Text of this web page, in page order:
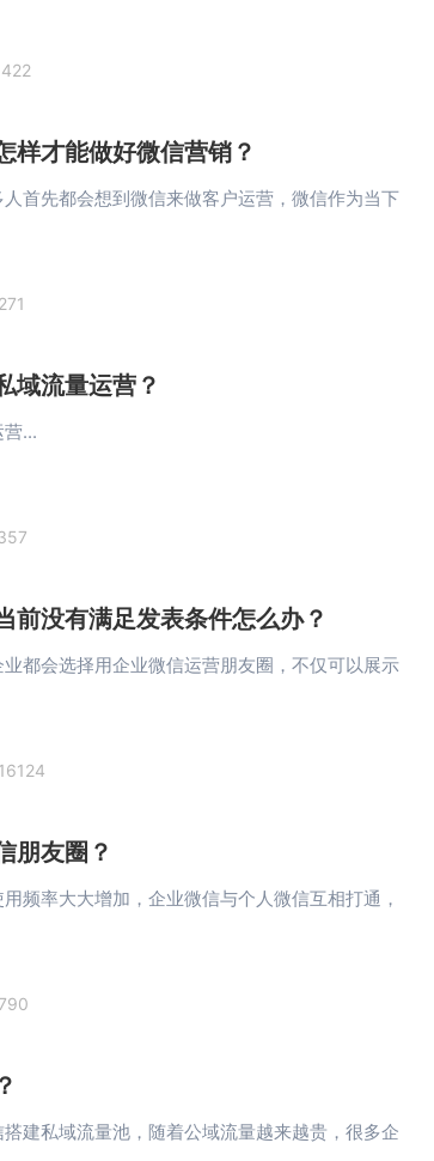
422
样才能做好微信营销？
首先都会想到微信来做客户运营，微信作为当下
271
域流量运营？
...
前没有满足发表条件怎么办？
都会选择用企业微信运营朋友圈，不仅可以展示
16124
朋友圈？
频率大大增加，企业微信与个人微信互相打通，
790
建私域流量池，随着公域流量越来越贵，很多企